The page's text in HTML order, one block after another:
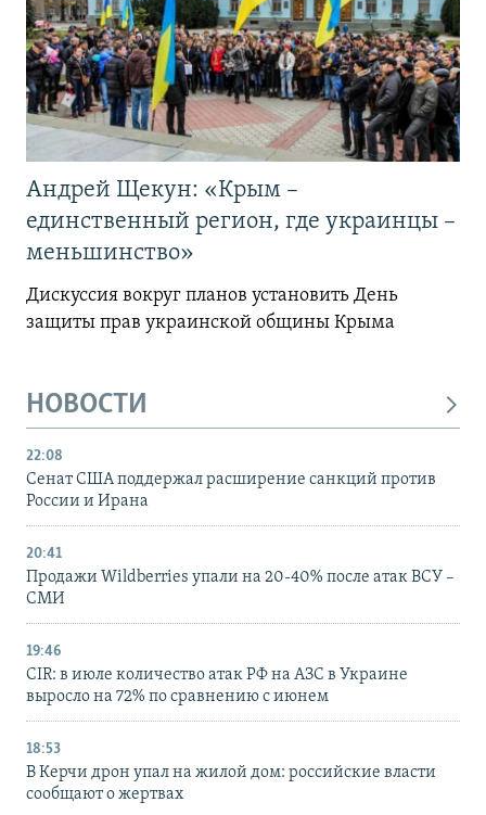
Андрей Щекун: «Крым –
единственный регион, где украинцы –
меньшинство»
Дискуссия вокруг планов установить День
защиты прав украинской общины Крыма
НОВОСТИ
22:08
Сенат США поддержал расширение санкций против
России и Ирана
20:41
Продажи Wildberries упали на 20-40% после атак ВСУ –
СМИ
19:46
CIR: в июле количество атак РФ на АЗС в Украине
выросло на 72% по сравнению с июнем
18:53
В Керчи дрон упал на жилой дом: российские власти
сообщают о жертвах